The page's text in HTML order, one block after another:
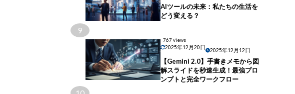
AIツールの未来：私たちの生活を
どう変える？
9
767 views
2025年12月20日 2025年12月12日
【Gemini 2.0】手書きメモから図
解スライドを秒速生成！最強プロ
ンプトと完全ワークフロー